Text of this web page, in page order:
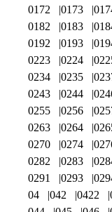
0172
0173
0182
0183
0192
0193
0223
0224
0234
0235
0243
0244
0255
0256
0263
0264
0270
0274
0282
0283
0291
0293
04
042 0422